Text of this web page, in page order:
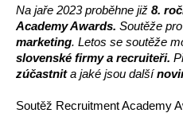
Na jaře 2023 proběhne již 8.
Academy Awards. Soutěže
marketing. Letos se soutěže
slovenské firmy a recruiteři.
zúčastnit a jaké jsou další
Soutěž Recruitment Academy